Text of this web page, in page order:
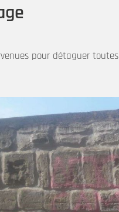
pour détaguer